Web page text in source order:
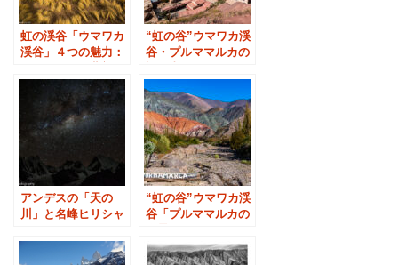
虹の渓谷「ウマワカ
渓谷」４つの魅力：
ルタ地方
“虹の谷”ウマワカ渓
谷・プルママルカの
アンデスの「天の
川」と名峰ヒリシャ
“虹の谷”ウマワカ渓
谷「プルママルカの